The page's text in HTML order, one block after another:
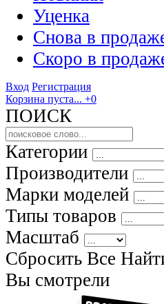
Уценка
Снова в
Скоро в
Вход Регистрация
Корзина пуста... +0
ПОИСК
Категории
Производители
Марки моделей
Типы товаров
Масштаб
Сбросить Все
Вы смотрели